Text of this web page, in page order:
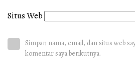
Situs Web
Simpan nama, email, dan situs web
komentar saya berikutnya.